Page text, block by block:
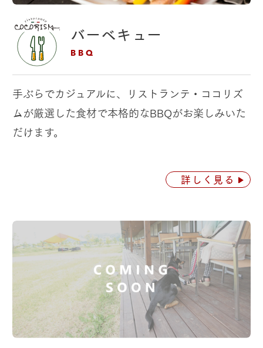
バーベキュー
BBQ
手ぶらでカジュアルに、リストランテ・ココリズ
ムが厳選した食材で本格的なBBQがお楽しみいた
だけます。
詳しく見る